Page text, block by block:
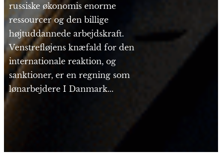
russiske økonomis enorme
ressourcer og den billige
højtuddannede arbejdskraft.
Venstrefløjens knæfald for den
internationale reaktion, og
sanktioner, er en regning som
lønarbejdere I Danmark...